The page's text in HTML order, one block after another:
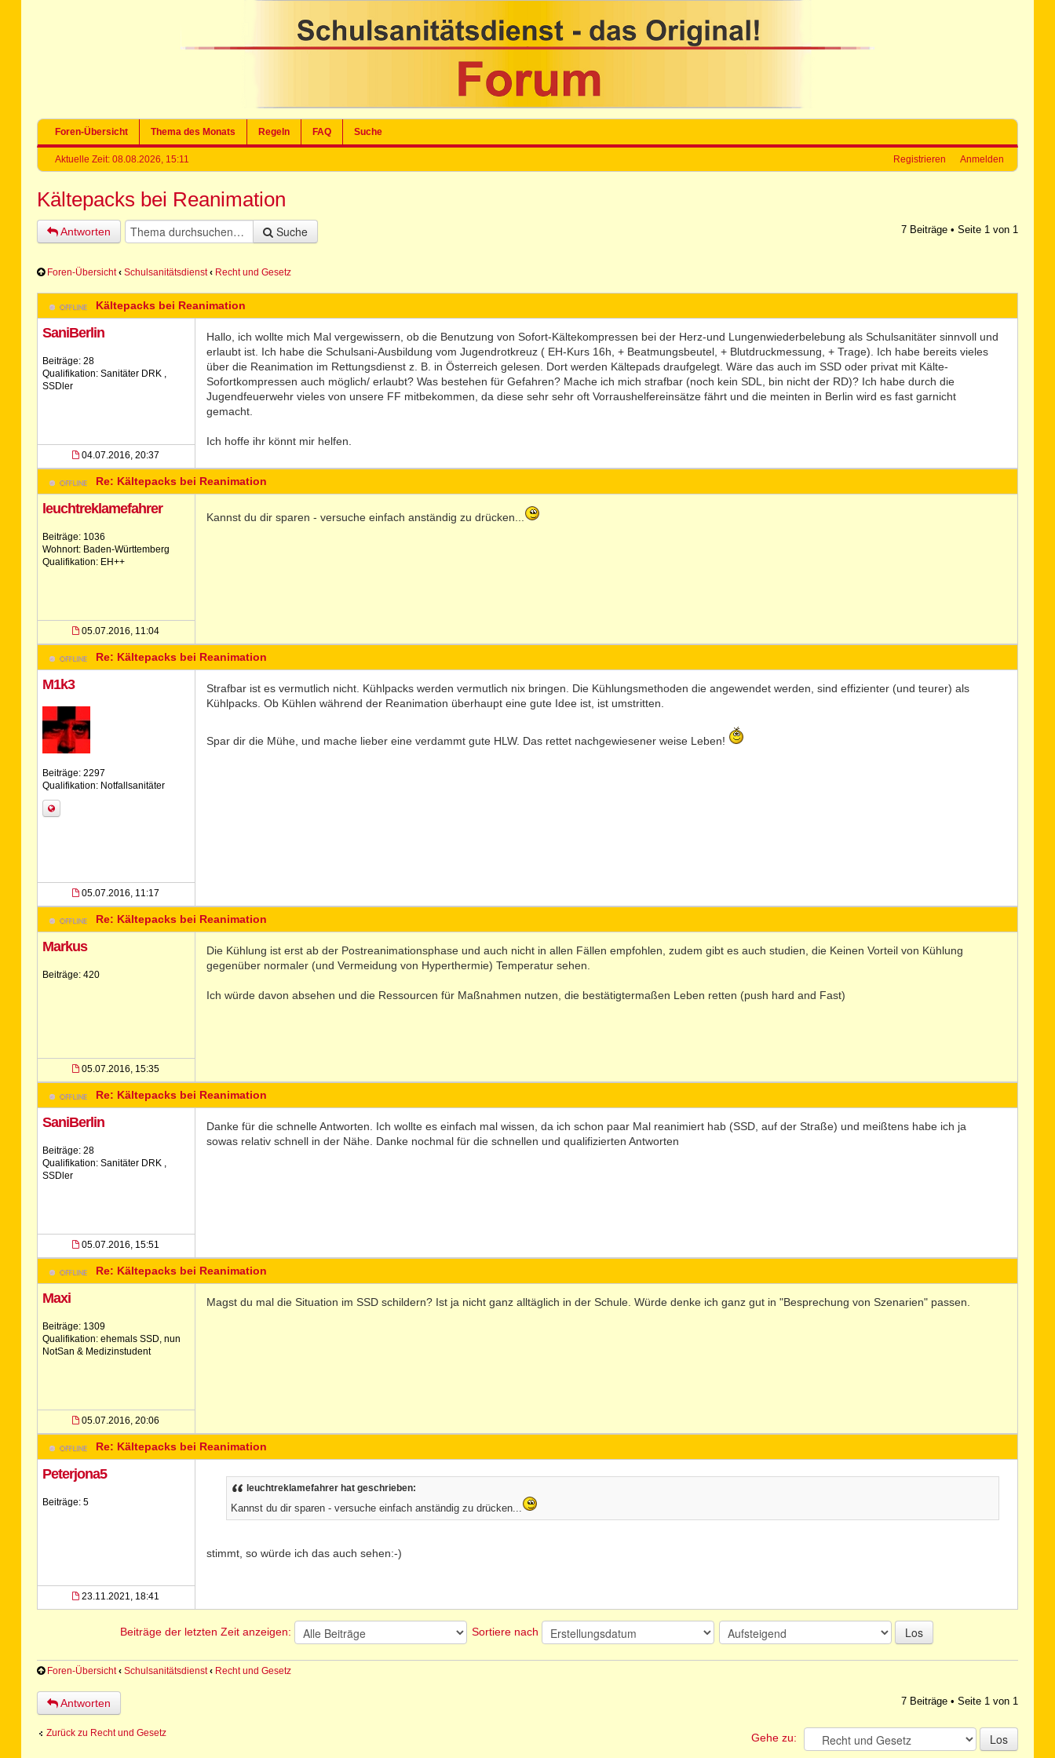
Foren-Übersicht Thema des Monats Regeln FAQ Suche
Aktuelle Zeit: 08.08.2026, 15:11 Registrieren Anmelden
Kältepacks bei Reanimation
Antworten Suche 7 Beiträge • Seite 1von 1
Foren-Übersicht ‹ Schulsanitätsdienst ‹ Recht und Gesetz
Kältepacks bei Reanimation
SaniBerlin
Beiträge: 28
Qualifikation: Sanitäter DRK ,
SSDler
04.07.2016, 20:37
Hallo, ich wollte mich Mal vergewissern, ob die Benutzung von Sofort-Kältekompressen bei der Herz-und Lungenwiederbelebung als Schulsanitäter sinnvoll und
erlaubt ist. Ich habe die Schulsani-Ausbildung vom Jugendrotkreuz ( EH-Kurs 16h, + Beatmungsbeutel, + Blutdruckmessung, + Trage). Ich habe bereits vieles
über die Reanimation im Rettungsdienst z. B. in Österreich gelesen. Dort werden Kältepads draufgelegt. Wäre das auch im SSD oder privat mit Kälte-
Sofortkompressen auch möglich/ erlaubt? Was bestehen für Gefahren? Mache ich mich strafbar (noch kein SDL, bin nicht der RD)? Ich habe durch die
Jugendfeuerwehr vieles von unsere FF mitbekommen, da diese sehr sehr oft Vorraushelfereinsätze fährt und die meinten in Berlin wird es fast garnicht
gemacht.
Ich hoffe ihr könnt mir helfen.
Re: Kältepacks bei Reanimation
leuchtreklamefahrer
Beiträge: 1036
Wohnort: Baden-Württemberg
Qualifikation: EH++
05.07.2016, 11:04
Kannst du dir sparen - versuche einfach anständig zu drücken...
Re: Kältepacks bei Reanimation
M1k3
Beiträge: 2297
Qualifikation: Notfallsanitäter
05.07.2016, 11:17
Strafbar ist es vermutlich nicht. Kühlpacks werden vermutlich nix bringen. Die Kühlungsmethoden die angewendet werden, sind effizienter (und teurer) als
Kühlpacks. Ob Kühlen während der Reanimation überhaupt eine gute Idee ist, ist umstritten.
Spar dir die Mühe, und mache lieber eine verdammt gute HLW. Das rettet nachgewiesener weise Leben!
Re: Kältepacks bei Reanimation
Markus
Beiträge: 420
05.07.2016, 15:35
Die Kühlung ist erst ab der Postreanimationsphase und auch nicht in allen Fällen empfohlen, zudem gibt es auch studien, die Keinen Vorteil von Kühlung
gegenüber normaler (und Vermeidung von Hyperthermie) Temperatur sehen.
Ich würde davon absehen und die Ressourcen für Maßnahmen nutzen, die bestätigtermaßen Leben retten (push hard and Fast)
Re: Kältepacks bei Reanimation
SaniBerlin
Beiträge: 28
Qualifikation: Sanitäter DRK ,
SSDler
05.07.2016, 15:51
Danke für die schnelle Antworten. Ich wollte es einfach mal wissen, da ich schon paar Mal reanimiert hab (SSD, auf der Straße) und meißtens habe ich ja
sowas relativ schnell in der Nähe. Danke nochmal für die schnellen und qualifizierten Antworten
Re: Kältepacks bei Reanimation
Maxi
Beiträge: 1309
Qualifikation: ehemals SSD, nun
NotSan & Medizinstudent
05.07.2016, 20:06
Magst du mal die Situation im SSD schildern? Ist ja nicht ganz alltäglich in der Schule. Würde denke ich ganz gut in "Besprechung von Szenarien" passen.
Re: Kältepacks bei Reanimation
Peterjona5
Beiträge: 5
23.11.2021, 18:41
leuchtreklamefahrer hat geschrieben:
Kannst du dir sparen - versuche einfach anständig zu drücken...
stimmt, so würde ich das auch sehen:-)
Beiträge der letzten Zeit anzeigen: Sortiere nach Los
Foren-Übersicht ‹ Schulsanitätsdienst ‹ Recht und Gesetz
Antworten 7 Beiträge • Seite 1von 1
Zurück zu Recht und Gesetz Gehe zu: